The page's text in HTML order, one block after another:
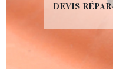
DEVIS